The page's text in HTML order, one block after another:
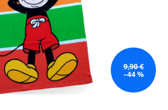
9,90 €
–44 %